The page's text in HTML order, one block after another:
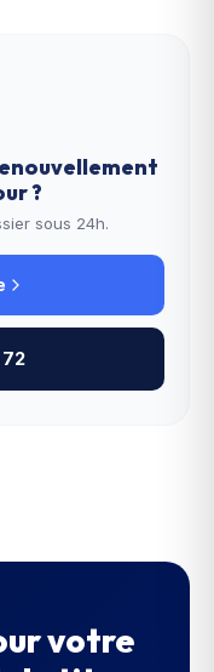
?
sous 24h.
votre